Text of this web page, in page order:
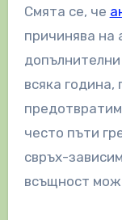
Смята се, че
причинява на
всяка
често пъти
свръх-
всъщност